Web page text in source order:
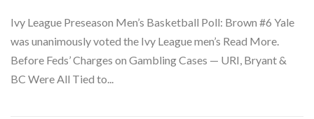
Ivy League Preseason Men’s Basketball Poll: Brown #6 Yale
was unanimously voted the Ivy League men’s Read More.
Before Feds’ Charges on Gambling Cases — URI, Bryant &
BC Were All Tied to...